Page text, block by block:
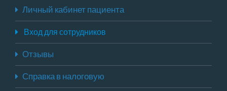
Личный кабинет пациента
Вход для сотрудников
Отзывы
Справка в налоговую